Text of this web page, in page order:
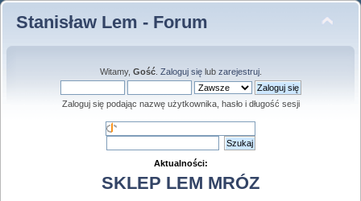
Stanisław Lem - Forum
Witamy, Gość. Zaloguj sięlub zarejestruj.
Zaloguj się podając nazwę użytkownika, hasło i długość sesji
Aktualności:
SKLEP LEM MRÓZ